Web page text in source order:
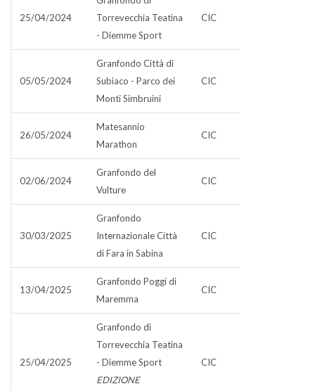
25/04/2024
Torrevecchia Teatina
- Diemme Sport
CIC
05/05/2024
Granfondo Città di
Subiaco - Parco dei
Monti Simbruini
CIC
26/05/2024
Matesannio
Marathon
CIC
02/06/2024
Granfondo del
Vulture
CIC
30/03/2025
Granfondo
Internazionale Città
di Fara in Sabina
CIC
13/04/2025
Granfondo Poggi di
Maremma
CIC
25/04/2025
Granfondo di
Torrevecchia Teatina
- Diemme Sport
EDIZIONE
CIC